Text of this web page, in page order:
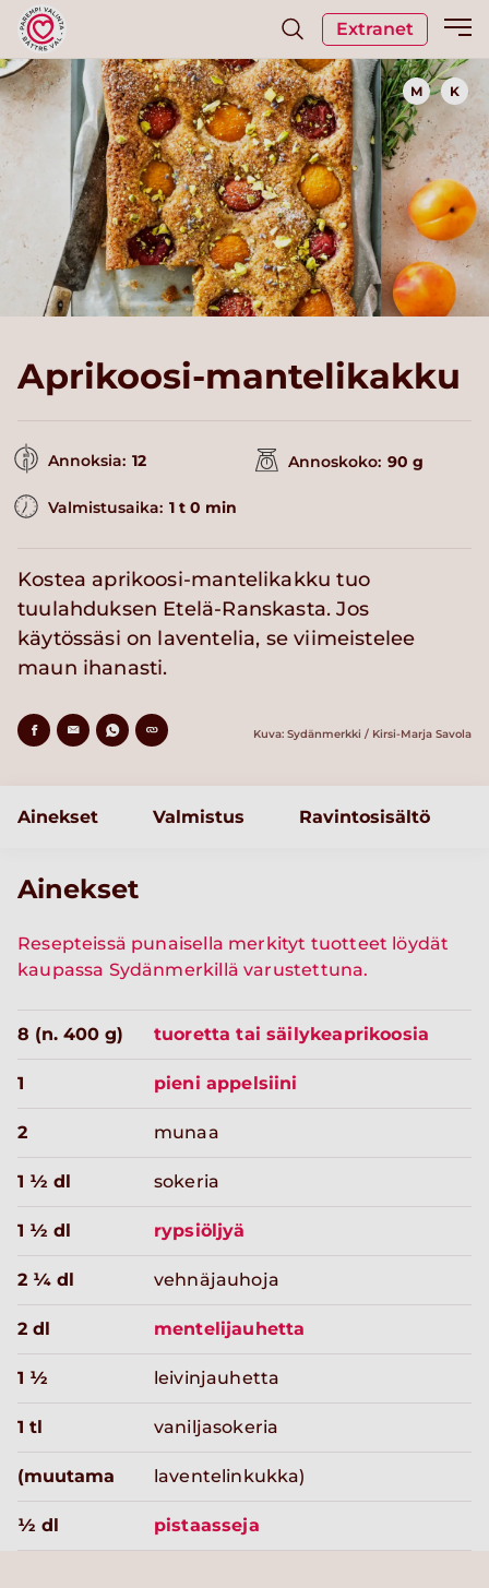
Extranet
M K
Aprikoosi-mantelikakku
Annoksia: 12 Annoskoko: 90 g
Valmistusaika: 1 t 0 min
Kostea aprikoosi-mantelikakku tuo
tuulahduksen Etelä-Ranskasta. Jos
käytössäsi on laventelia, se viimeistelee
maun ihanasti.
Kuva: Sydänmerkki / Kirsi-Marja Savola
Ainekset Valmistus Ravintosisältö
Ainekset
Resepteissä punaisella merkityt tuotteet löydät
kaupassa Sydänmerkillä varustettuna.
8 (n. 400 g) tuoretta tai säilykeaprikoosia
1 pieni appelsiini
2 munaa
1 ½ dl sokeria
1 ½ dl rypsiöljyä
2 ¼ dl vehnäjauhoja
2 dl mentelijauhetta
1 ½ leivinjauhetta
1 tl vaniljasokeria
(muutama laventelinkukka)
½ dl pistaasseja